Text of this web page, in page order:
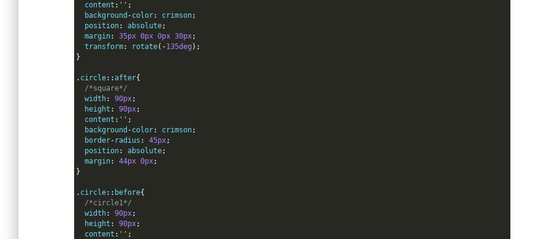
  content
: '' ;
  background
-color: crimson;
  position
: absolute;
  margin
: 35px 0px 0px 30px;
  transform
: rotate(-135deg);
}
. circle::after{
/*square*/
  width
: 90px;
  height
: 90px;
  content
: '' ;
  background
-color: crimson;
  border
- radius : 45px;
  position
: absolute;
  margin
: 44px 0px;
}
. circle:: before{
/*circle1*/
  width
: 90px;
  height
: 90px;
  content
: '' ;